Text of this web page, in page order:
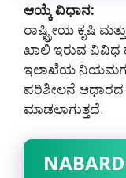
ಆಯ್ಕೆ ವಿಧಾನ:
ರಾಷ್ಟ್ರೀಯ ಕೃಷಿ
ಖಾಲಿ ಇರುವ ವಿವಿಧ
ಇಲಾಖೆಯ ನಿಯಮಗಳ
ಪರಿಶೀಲನೆ ಆಧಾರದ
ಮಾಡಲಾಗುತ್ತದೆ.